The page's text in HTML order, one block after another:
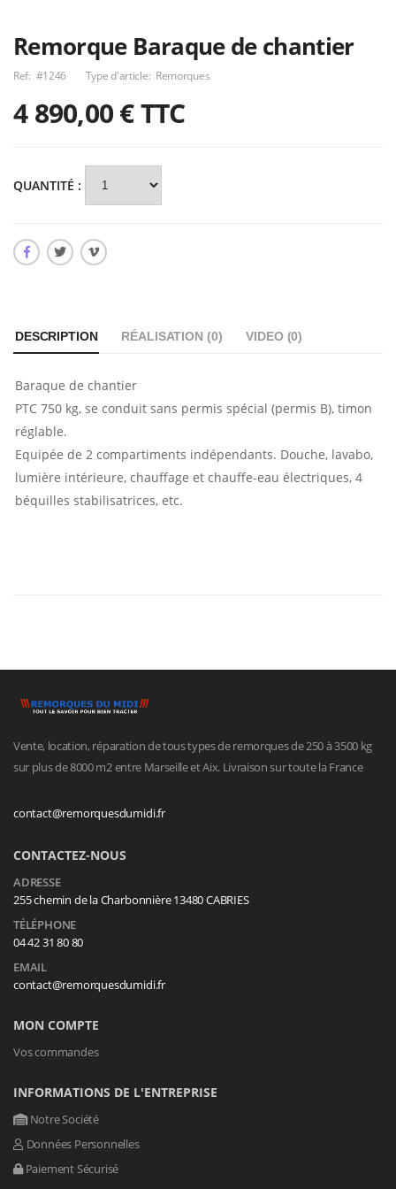
Remorque Baraque de chantier
Ref: #1246 Type d'article: Remorques
4 890,00 €TTC
QUANTITÉ :
DESCRIPTION RÉALISATION (0) VIDEO (0)
Baraque de chantier
PTC 750 kg, se conduit sans permis spécial (permis B), timon
réglable.
Equipée de 2 compartiments indépendants. Douche, lavabo,
lumière intérieure, chauffage et chauffe-eau électriques, 4
béquilles stabilisatrices, etc.
Vente, location, réparation de tous types de remorques de 250 à 3500 kg
sur plus de 8000 m2 entre Marseille et Aix. Livraison sur toute la France
contact@remorquesdumidi.fr
CONTACTEZ-NOUS
ADRESSE
255 chemin de la Charbonnière 13480 CABRIES
TÉLÉPHONE
04 42 31 80 80
EMAIL
contact@remorquesdumidi.fr
MON COMPTE
Vos commandes
INFORMATIONS DE L'ENTREPRISE
Notre Société
Données Personnelles
Paiement Sécurisé